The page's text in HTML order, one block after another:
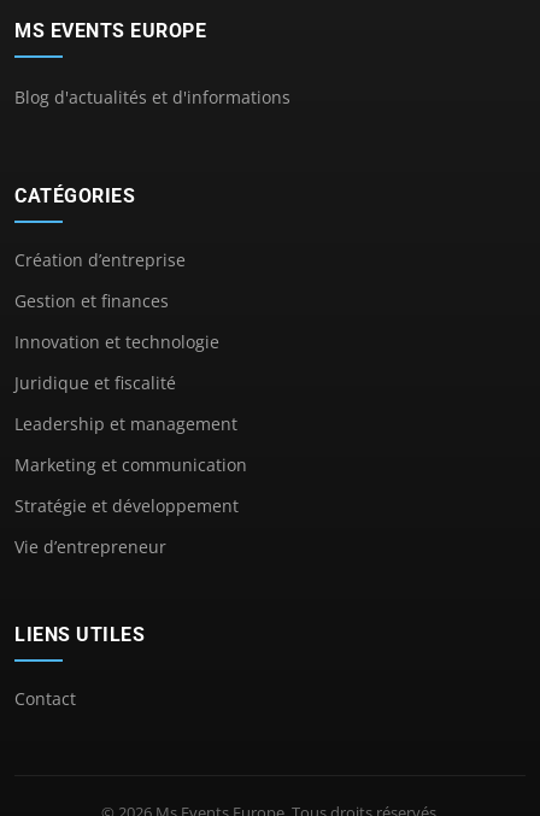
MS EVENTS EUROPE
Blog d'actualités et d'informations
CATÉGORIES
Création d’entreprise
Gestion et finances
Innovation et technologie
Juridique et fiscalité
Leadership et management
Marketing et communication
Stratégie et développement
Vie d’entrepreneur
LIENS UTILES
Contact